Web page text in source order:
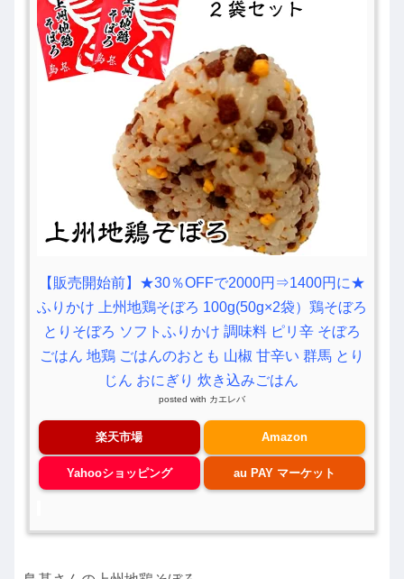
【販売開始前】★30％OFFで2000円⇒1400円に★
ふりかけ 上州地鶏そぼろ 100g(50g×2袋）鶏そぼろ
とりそぼろ ソフトふりかけ 調味料 ピリ辛 そぼろ
ごはん 地鶏 ごはんのおとも 山椒 甘辛い 群馬 とり
じん おにぎり 炊き込みごはん
posted with カエレバ
楽天市場 Amazon
Yahooショッピング au PAY マーケット